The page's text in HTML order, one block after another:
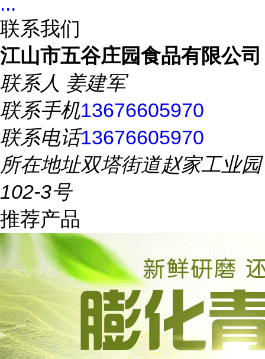
联系我们
江山市五谷庄园食品有限公司
联系人 姜建军
联系手机13676605970
联系电话13676605970
所在地址双塔街道赵家工业园
102-3号
推荐产品